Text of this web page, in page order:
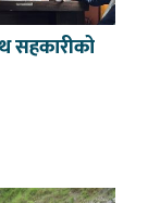
सहकारीको